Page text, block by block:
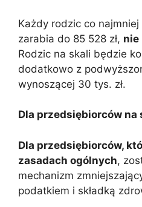
Każdy rodzic co
zarabia do 85 528 zł, nie
Rodzic na skali będzie
dodatkowo z
wynoszącej 30 tys. zł.
Dla przedsiębiorców na
Dla przedsiębiorców,
zasadach ogólnych,
mechanizm
podatkiem i składką